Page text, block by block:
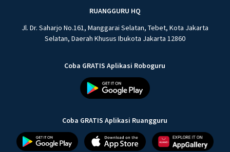
RUANGGURU HQ
Jl. Dr. Saharjo No.161, Manggarai Selatan, Tebet, Kota Jakarta
Selatan, Daerah Khusus Ibukota Jakarta 12860
Coba GRATIS Aplikasi Roboguru
Coba GRATIS Aplikasi Ruangguru